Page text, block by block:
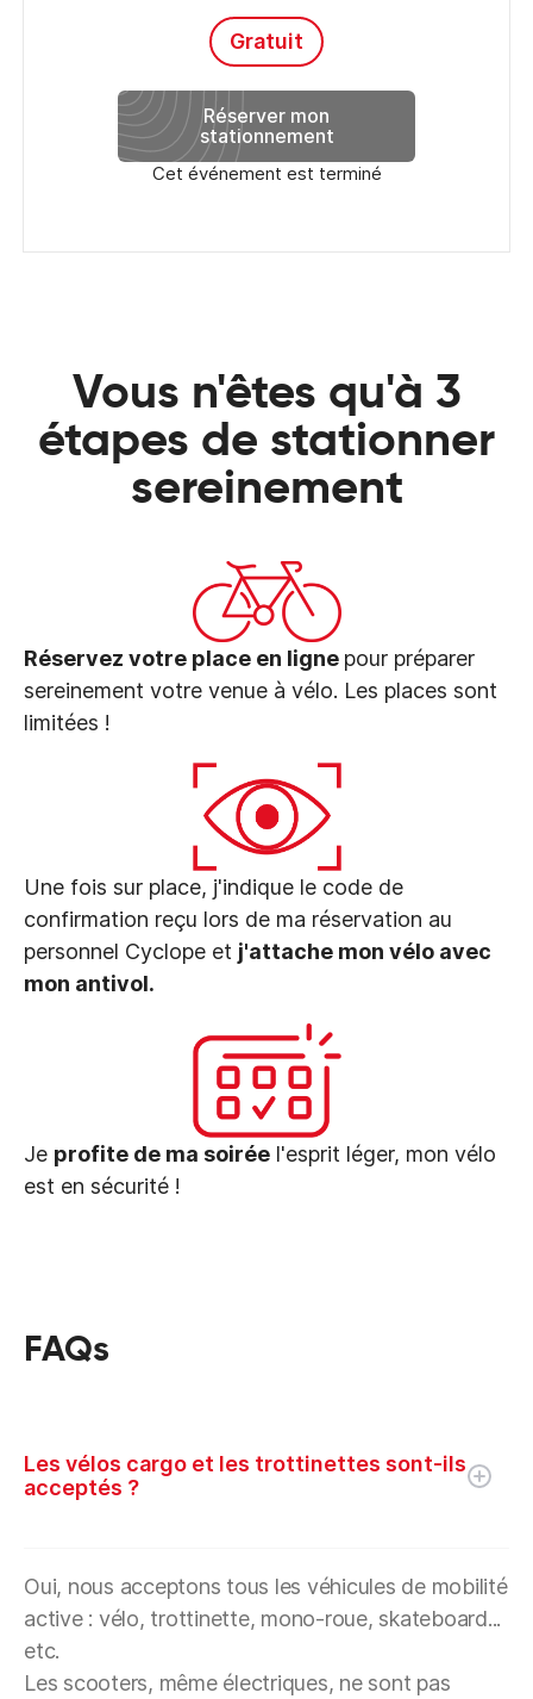
Gratuit
Réserver mon
stationnement
Cet événement est terminé
Vous n'êtes qu'à 3
étapes de stationner
sereinement
Réservez votre place en ligne pour préparer
sereinement votre venue à vélo. Les places sont
limitées !
Une fois sur place, j'indique le code de
confirmation reçu lors de ma réservation au
personnel Cyclope et j'attache mon vélo avec
mon antivol.
Je profite de ma soirée l'esprit léger, mon vélo
est en sécurité !
FAQs
Les vélos cargo et les trottinettes sont-ils
acceptés ?
Oui, nous acceptons tous les véhicules de mobilité
active : vélo, trottinette, mono-roue, skateboard...
etc.
Les scooters, même électriques, ne sont pas